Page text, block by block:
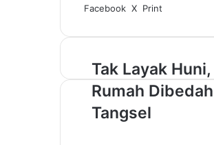
Facebook X Print
T
a
k
L
Tak Layak
Rumah
Tangsel